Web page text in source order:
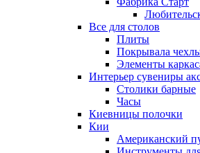
Все для столов
Плиты
Покрывала
Элементы
Интерьер сувениры
Столики барные
Часы
Киевницы полочки
Кии
Американский